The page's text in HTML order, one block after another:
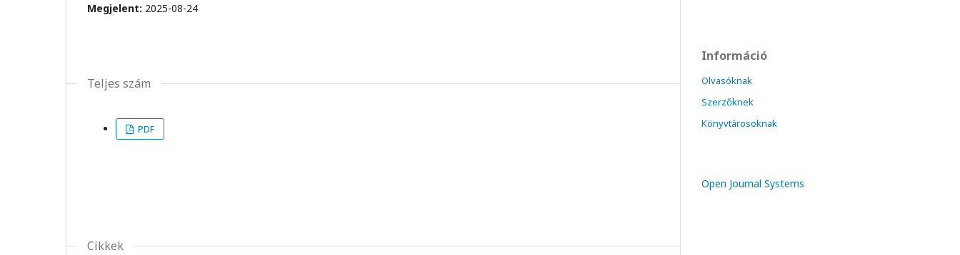
Megjelent: 2025-08-24
Teljes szám
PDF
Cikkek
Információ
Olvasóknak
Szerzőknek
Könyvtárosoknak
Open Journal Systems